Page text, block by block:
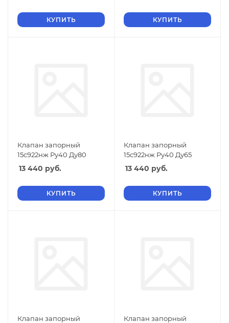
КУПИТЬ КУПИТЬ
Клапан запорный
15с922нж Ру40 Ду80
13 440 руб.
КУПИТЬ
Клапан запорный
15с922нж Ру40 Ду65
13 440 руб.
КУПИТЬ
Клапан запорный
Клапан запорный